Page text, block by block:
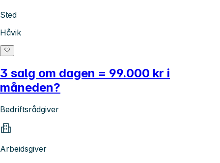
Sted
Håvik
3 salg om dagen = 99.000 kr i
måneden?
Bedriftsrådgiver
Arbeidsgiver